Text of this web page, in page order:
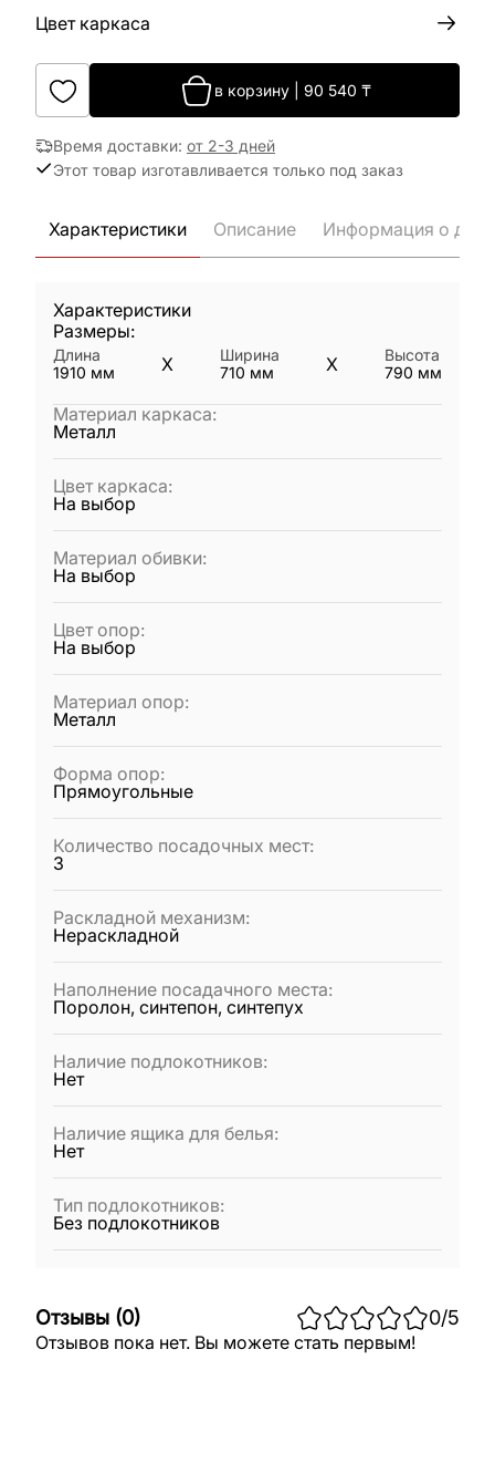
Цвет каркаса
в корзину| 90 540 ₸
Время доставки: от 2-3 дней
Этот товар изготавливается только под заказ
Характеристики Описание Информация о
Характеристики
Размеры:
Длина
1910 мм X
Ширина
710 мм X
Высота
790 мм
Материал каркаса:
Металл
Цвет каркаса:
На выбор
Материал обивки:
На выбор
Цвет опор:
На выбор
Материал опор:
Металл
Форма опор:
Прямоугольные
Количество посадочных мест:
3
Раскладной механизм:
Нераскладной
Наполнение посадачного места:
Поролон, синтепон, синтепух
Наличие подлокотников:
Нет
Наличие ящика для белья:
Нет
Тип подлокотников:
Без подлокотников
Отзывы (0) 0/5
Отзывов пока нет. Вы можете стать первым!